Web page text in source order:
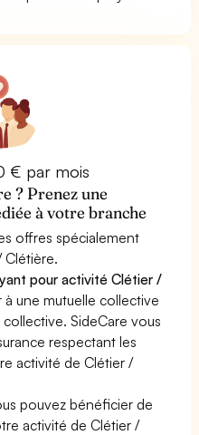
€ par mois
? Prenez une
à votre branche
offres spécialement
Clétière.
pour activité Clétier /
une mutuelle collective
SideCare vous
respectant les
activité de Clétier /
pouvez bénéficier de
activité de Clétier /